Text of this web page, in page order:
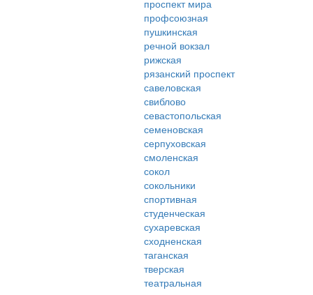
проспект мира
профсоюзная
пушкинская
речной вокзал
рижская
рязанский проспект
савеловская
свиблово
севастопольская
семеновская
серпуховская
смоленская
сокол
сокольники
спортивная
студенческая
сухаревская
сходненская
таганская
тверская
театральная